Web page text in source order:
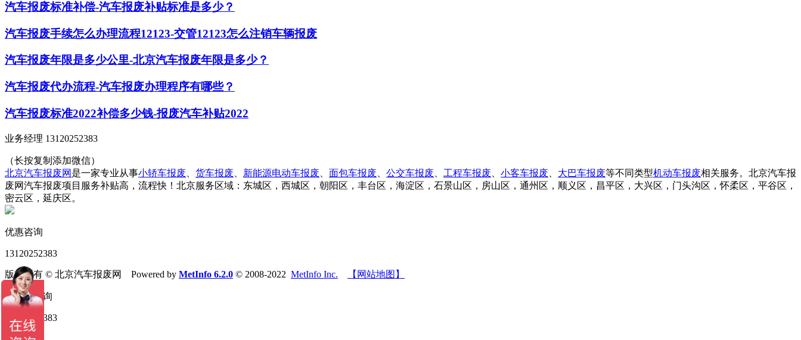
汽车报废标准补偿-汽车报废补贴标准是多少？
汽车报废手续怎么办理流程12123-交管12123怎么注销车辆报废
汽车报废年限是多少公里-北京汽车报废年限是多少？
汽车报废代办流程-汽车报废办理程序有哪些？
汽车报废标准2022补偿多少钱-报废汽车补贴2022
业务经理 13120252383
（长按复制添加微信）
北京汽车报废网 是一家专业从事小轿车报废 货车报废 新能源电动车报废 面包车报废 公交车报废 工程车报废 小客车报废 大巴车报废等不同类型机动车报废相关服务。北京汽车报
废网汽车报废项目服务补贴高，流程快！北京服务区域：东城区，西城区，朝阳区，丰台区，海淀区，石景山区，房山区，通州区，顺义区，昌平区，大兴区，门头沟区，怀柔区，平谷区，
密云区，延庆区。
优惠咨询
13120252383
版权所有 © 北京汽车报废网 Powered by MetInfo 6.2.0 © 2008-2022 MetInfo Inc. 【网站地图】
13120252383